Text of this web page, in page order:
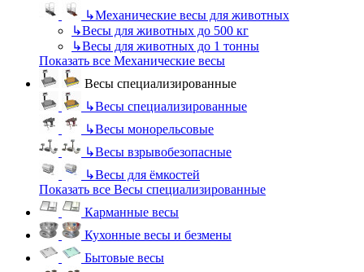
↳Механические весы для животных
↳Весы для животных до 500 кг
↳Весы для животных до 1 тонны
Показать все Механические весы
Весы специализированные
↳Весы специализированные
↳Весы монорельсовые
↳Весы взрывобезопасные
↳Весы для ёмкостей
Показать все Весы специализированные
Карманные весы
Кухонные весы и безмены
Бытовые весы